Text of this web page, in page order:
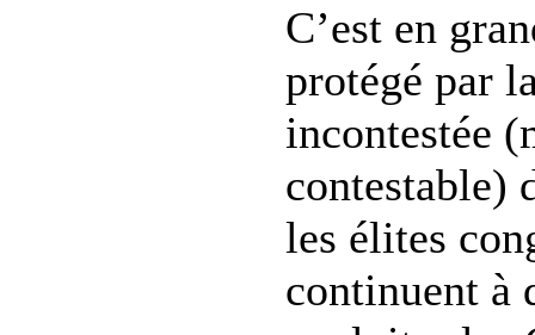
C’est en
protégé par
incontestée
contestable)
les élites
continuent à